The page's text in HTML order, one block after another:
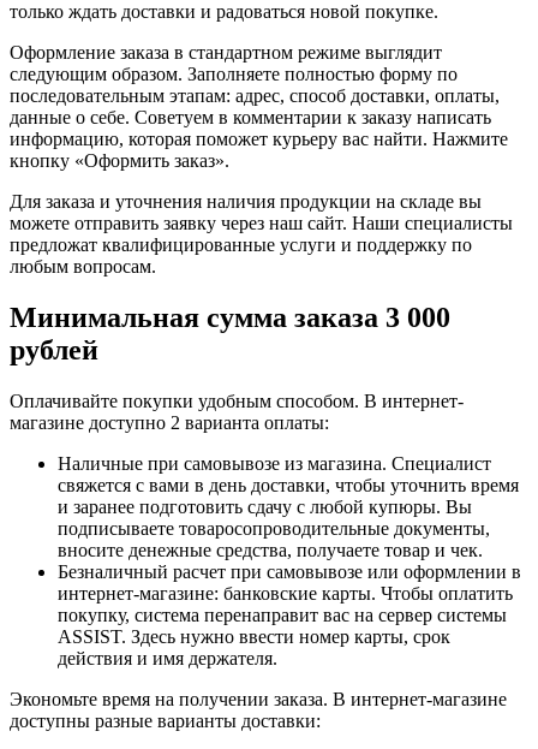
только ждать доставки и радоваться новой покупке.
Оформление заказа в стандартном режиме выглядит
следующим образом. Заполняете полностью форму по
последовательным этапам: адрес, способ доставки, оплаты,
данные о себе. Советуем в комментарии к заказу написать
информацию, которая поможет курьеру вас найти. Нажмите
кнопку «Оформить заказ».
Для заказа и уточнения наличия продукции на складе вы
можете отправить заявку через наш сайт. Наши специалисты
предложат квалифицированные услуги и поддержку по
любым вопросам.
Минимальная сумма заказа 3 000
рублей
Оплачивайте покупки удобным способом. В интернет-
магазине доступно 2 варианта оплаты:
Наличные при самовывозе из магазина. Специалист
свяжется с вами в день доставки, чтобы уточнить время
и заранее подготовить сдачу с любой купюры. Вы
подписываете товаросопроводительные документы,
вносите денежные средства, получаете товар и чек.
Безналичный расчет при самовывозе или оформлении в
интернет-магазине: банковские карты. Чтобы оплатить
покупку, система перенаправит вас на сервер системы
ASSIST. Здесь нужно ввести номер карты, срок
действия и имя держателя.
Экономьте время на получении заказа. В интернет-магазине
доступны разные варианты доставки: